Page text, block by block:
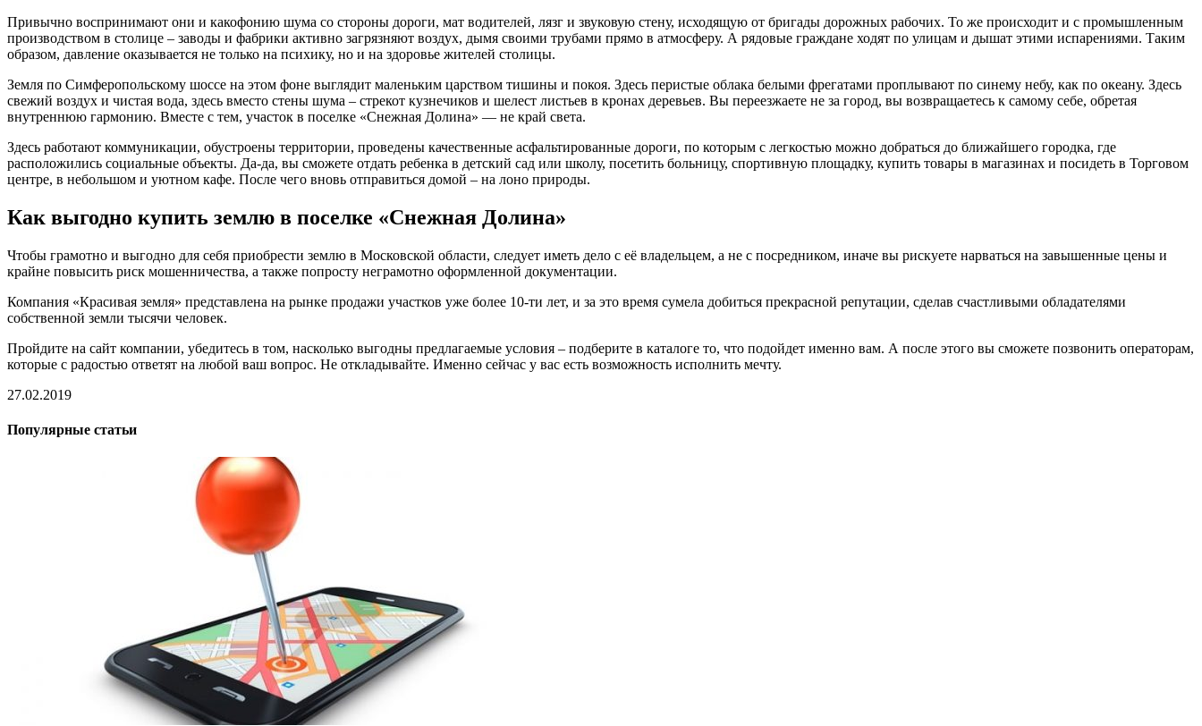
Привычно воспринимают они и какофонию шума со стороны дороги, мат водителей, лязг и звуковую стену, исходящую от бригады дорожных рабочих. То же происходит и с промышленным
производством в столице – заводы и фабрики активно загрязняют воздух, дымя своими трубами прямо в атмосферу. А рядовые граждане ходят по улицам и дышат этими испарениями. Таким
образом, давление оказывается не только на психику, но и на здоровье жителей столицы.
Земля по Симферопольскому шоссе на этом фоне выглядит маленьким царством тишины и покоя. Здесь перистые облака белыми фрегатами проплывают по синему небу, как по океану. Здесь
свежий воздух и чистая вода, здесь вместо стены шума – стрекот кузнечиков и шелест листьев в кронах деревьев. Вы переезжаете не за город, вы возвращаетесь к самому себе, обретая
внутреннюю гармонию. Вместе с тем, участок в поселке «Снежная Долина» — не край света.
Здесь работают коммуникации, обустроены территории, проведены качественные асфальтированные дороги, по которым с легкостью можно добраться до ближайшего городка, где
расположились социальные объекты. Да-да, вы сможете отдать ребенка в детский сад или школу, посетить больницу, спортивную площадку, купить товары в магазинах и посидеть в Торговом
центре, в небольшом и уютном кафе. После чего вновь отправиться домой – на лоно природы.
Как выгодно купить землю в поселке «Снежная Долина»
Чтобы грамотно и выгодно для себя приобрести землю в Московской области, следует иметь дело с её владельцем, а не с посредником, иначе вы рискуете нарваться на завышенные цены и
крайне повысить риск мошенничества, а также попросту неграмотно оформленной документации.
Компания «Красивая земля» представлена на рынке продажи участков уже более 10-ти лет, и за это время сумела добиться прекрасной репутации, сделав счастливыми обладателями
собственной земли тысячи человек.
Пройдите на сайт компании, убедитесь в том, насколько выгодны предлагаемые условия – подберите в каталоге то, что подойдет именно вам. А после этого вы сможете позвонить операторам,
которые с радостью ответят на любой ваш вопрос. Не откладывайте. Именно сейчас у вас есть возможность исполнить мечту.
27.02.2019
Популярные статьи